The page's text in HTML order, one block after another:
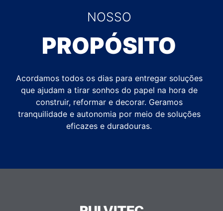
NOSSO
PROPÓSITO
Acordamos todos os dias para entregar soluções
que ajudam a tirar sonhos do papel na hora de
construir, reformar e decorar. Geramos
tranquilidade e autonomia por meio de soluções
eficazes e duradouras.